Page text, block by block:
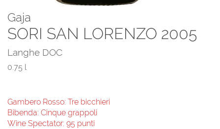
Gaja
SORI SAN LORENZO 2005
Langhe DOC
0.75 l
Gambero Rosso: Tre bicchieri
Bibenda: Cinque grappoli
Wine Spectator: 95 punti